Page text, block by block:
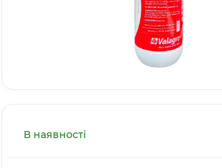
В наявності